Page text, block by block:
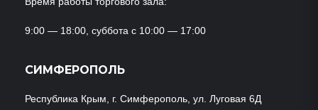
9:00 — 18:00, суббота с 10:00 — 17:00
СИМФЕРОПОЛЬ
Республика Крым, г. Симферополь, ул. Луговая 6Д